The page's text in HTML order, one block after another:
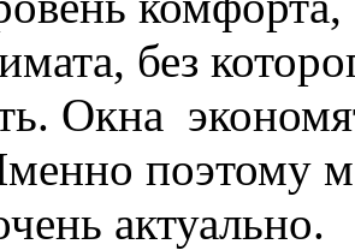
без
Окна
поэтому
актуально.